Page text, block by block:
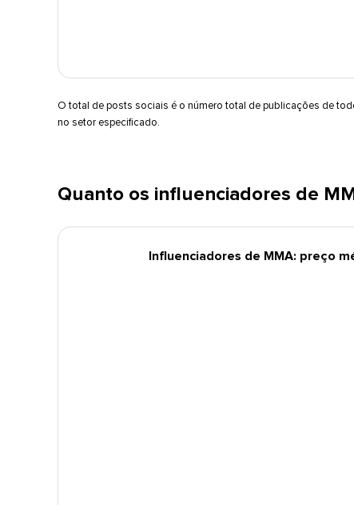
O total de posts sociais é o número total de publicações de
no setor especificado.​​
Quanto os influenciadores de
Influenciadores de MMA: preço